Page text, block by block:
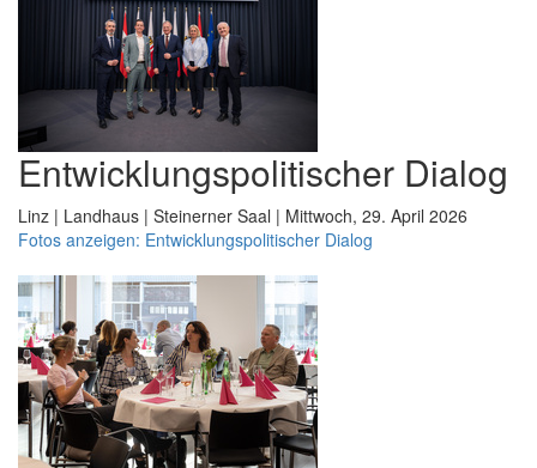
Entwicklungspolitischer Dialog
Linz | Landhaus | Steinerner Saal | Mittwoch, 29. April 2026
Fotos anzeigen: Entwicklungspolitischer Dialog